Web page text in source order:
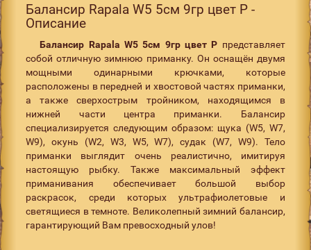
Балансир Rapala W5 5см 9гр цвет P -
Описание
Балансир Rapala W5 5см 9гр цвет P представляет
собой отличную зимнюю приманку. Он оснащён двумя
мощными одинарными крючками, которые
расположены в передней и хвостовой частях приманки,
а также сверхострым тройником, находящимся в
нижней части центра приманки. Балансир
специализируется следующим образом: щука (W5, W7,
W9), окунь (W2, W3, W5, W7), судак (W7, W9). Тело
приманки выглядит очень реалистично, имитируя
настоящую рыбку. Также максимальный эффект
приманивания обеспечивает большой выбор
раскрасок, среди которых ультрафиолетовые и
светящиеся в темноте. Великолепный зимний балансир,
гарантирующий Вам превосходный улов!